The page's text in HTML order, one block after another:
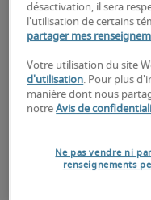
Le candidat possède
avancées pour le
désactivation, il sera
l'utilisation de certains
partager mes
Votre utilisation du site
d'utilisation . Pour plus
manière dont nous
notreAvis de
Ne pas vendre ni
renseignements